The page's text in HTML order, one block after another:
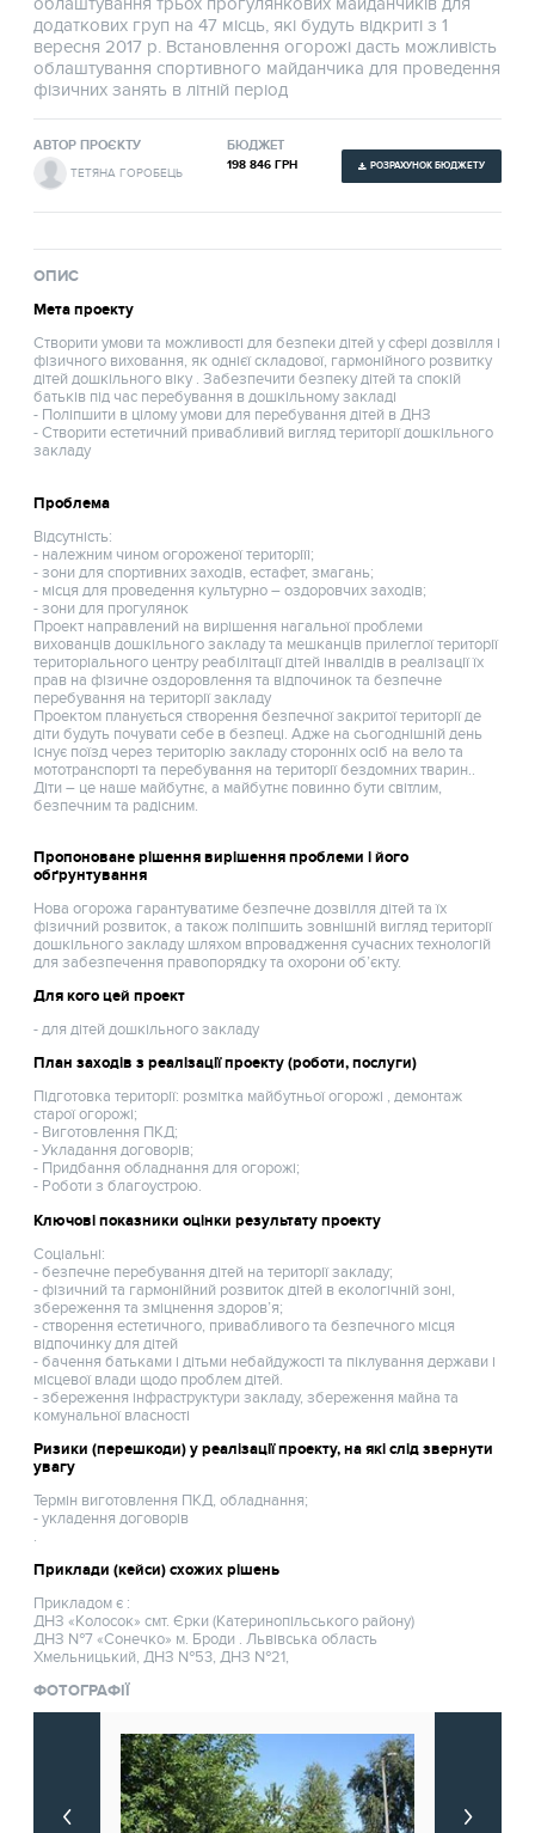
додаткових груп на 47 місць, які будуть відкриті з 1
вересня 2017 р. Встановлення огорожі дасть можливість
облаштування спортивного майданчика для проведення
фізичних занять в літній період
АВТОР ПРОЄКТУ
ТЕТЯНА ГОРОБЕЦЬ
БЮДЖЕТ
198 846 ГРН РОЗРАХУНОК БЮДЖЕТУ
ОПИС
Мета проекту
Створити умови та можливості для безпеки дітей у сфері дозвілля і
фізичного виховання, як однієї складової, гармонійного розвитку
дітей дошкільного віку . Забезпечити безпеку дітей та спокій
батьків під час перебування в дошкільному закладі
- Поліпшити в цілому умови для перебування дітей в ДНЗ
- Створити естетичний привабливий вигляд території дошкільного
закладу
Проблема
Відсутність:
- належним чином огороженої територіїі;
- зони для спортивних заходів, естафет, змагань;
- місця для проведення культурно – оздоровчих заходів;
- зони для прогулянок
Проект направлений на вирішення нагальної проблеми
вихованців дошкільного закладу та мешканців прилеглої території
територіального центру реабілітації дітей інвалідів в реалізації їх
прав на фізичне оздоровлення та відпочинок та безпечне
перебування на території закладу
Проектом планується створення безпечної закритої території де
діти будуть почувати себе в безпеці. Адже на сьогоднішній день
існує поїзд через територію закладу сторонніх осіб на вело та
мототранспорті та перебування на території бездомних тварин..
Діти – це наше майбутнє, а майбутнє повинно бути світлим,
безпечним та радісним.
Пропоноване рішення вирішення проблеми і його
обґрунтування
Нова огорожа гарантуватиме безпечне дозвілля дітей та їх
фізичний розвиток, а також поліпшить зовнішній вигляд території
дошкільного закладу шляхом впровадження сучасних технологій
для забезпечення правопорядку та охорони об’єкту.
Для кого цей проект
- для дітей дошкільного закладу
План заходів з реалізації проекту (роботи, послуги)
Підготовка території: розмітка майбутньої огорожі , демонтаж
старої огорожі;
- Виготовлення ПКД;
- Укладання договорів;
- Придбання обладнання для огорожі;
- Роботи з благоустрою.
Ключові показники оцінки результату проекту
Соціальні:
- безпечне перебування дітей на території закладу;
- фізичний та гармонійний розвиток дітей в екологічній зоні,
збереження та зміцнення здоров’я;
- створення естетичного, привабливого та безпечного місця
відпочинку для дітей
- бачення батьками і дітьми небайдужості та піклування держави і
місцевої влади щодо проблем дітей.
- збереження інфраструктури закладу, збереження майна та
комунальної власності
Ризики (перешкоди) у реалізації проекту, на які слід звернути
увагу
Термін виготовлення ПКД, обладнання;
- укладення договорів
.
Приклади (кейси) схожих рішень
Прикладом є :
ДНЗ «Колосок» смт. Єрки (Катеринопільського району)
ДНЗ №7 «Сонечко» м. Броди . Львівська область
Хмельницький, ДНЗ №53, ДНЗ №21,
ФОТОГРАФІЇ